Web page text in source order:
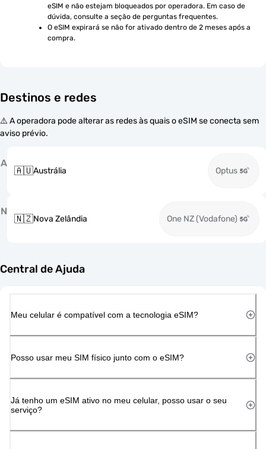
eSIM e não estejam bloqueados por operadora. Em caso de
dúvida, consulte a seção de perguntas frequentes.
O eSIM expirará se não for ativado dentro de 2 meses após a
compra.
Destinos e redes
⚠️ A operadora pode alterar as redes às quais o eSIM se conecta sem
aviso prévio.
A
🇦🇺Austrália Optus
N
🇳🇿Nova Zelândia One NZ (Vodafone)
Central de Ajuda
Meu celular é compatível com a tecnologia eSIM?
Posso usar meu SIM físico junto com o eSIM?
Já tenho um eSIM ativo no meu celular, posso usar o seu
serviço?